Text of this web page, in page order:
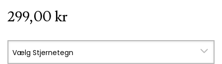
299,00 kr
Vælg Stjernetegn